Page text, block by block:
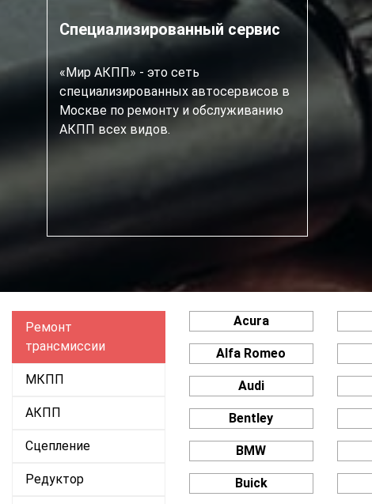
Специализированный сервис
«Мир АКПП» - это сеть
специализированных автосервисов в
Москве по ремонту и обслуживанию
АКПП всех видов.
Ремонт
трансмиссии
МКПП
АКПП
Сцепление
Редуктор
Acura
Alfa Romeo
Audi
Bentley
BMW
Buick